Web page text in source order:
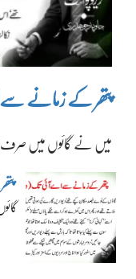
پتھر کے زمانے
میں نے گائوں میں